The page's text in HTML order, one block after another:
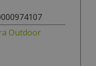
Outdoor